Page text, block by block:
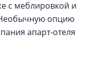
с меблировкой и
опцию
апарт-отеля